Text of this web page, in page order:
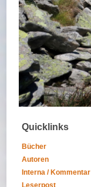
Quicklinks
Bücher
Autoren
Interna / Kommentar
Leserpost